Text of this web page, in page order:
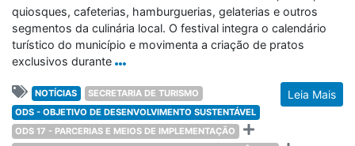
quiosques, cafeterias, hamburguerias, gelaterias e outros
segmentos da culinária local. O festival integra o calendário
turístico do município e movimenta a criação de pratos
exclusivos durante
Leia Mais
NOTÍCIAS
SECRETARIA DE TURISMO
ODS - OBJETIVO DE DESENVOLVIMENTO SUSTENTÁVEL
ODS 17 - PARCERIAS E MEIOS DE IMPLEMENTAÇÃO